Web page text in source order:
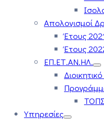
Απολογισμοί
Έτους
Έτους
ΕΠ.ΕΤ.ΑΝ.ΗΛ.
Υπηρεσίες